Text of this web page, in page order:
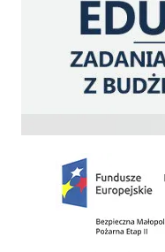
Zakup fabrycznie